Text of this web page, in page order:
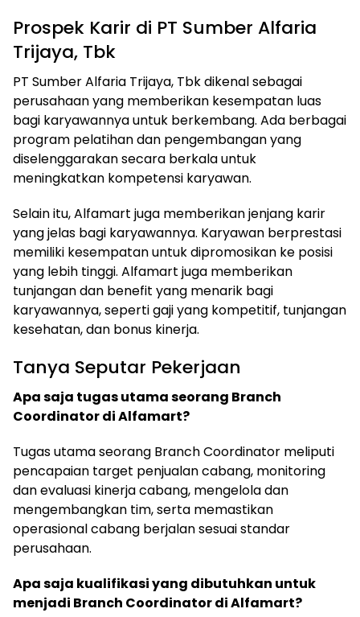
Prospek Karir di PT Sumber Alfaria
Trijaya, Tbk
PT Sumber Alfaria Trijaya, Tbk dikenal sebagai
perusahaan yang memberikan kesempatan luas
bagi karyawannya untuk berkembang. Ada berbagai
program pelatihan dan pengembangan yang
diselenggarakan secara berkala untuk
meningkatkan kompetensi karyawan.
Selain itu, Alfamart juga memberikan jenjang karir
yang jelas bagi karyawannya. Karyawan berprestasi
memiliki kesempatan untuk dipromosikan ke posisi
yang lebih tinggi. Alfamart juga memberikan
tunjangan dan benefit yang menarik bagi
karyawannya, seperti gaji yang kompetitif, tunjangan
kesehatan, dan bonus kinerja.
Tanya Seputar Pekerjaan
Apa saja tugas utama seorang Branch
Coordinator di Alfamart?
Tugas utama seorang Branch Coordinator meliputi
pencapaian target penjualan cabang, monitoring
dan evaluasi kinerja cabang, mengelola dan
mengembangkan tim, serta memastikan
operasional cabang berjalan sesuai standar
perusahaan.
Apa saja kualifikasi yang dibutuhkan untuk
menjadi Branch Coordinator di Alfamart?